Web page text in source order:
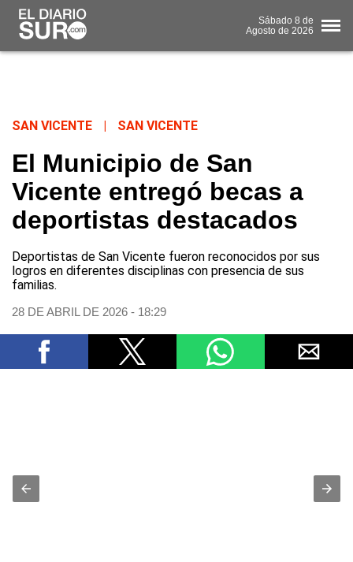
Sábado 8 de
Agosto de 2026
SAN VICENTE SAN VICENTE
El Municipio de San
Vicente entregó becas a
deportistas destacados
Deportistas de San Vicente fueron reconocidos por sus
logros en diferentes disciplinas con presencia de sus
familias.
28 DE ABRIL DE 2026 - 18:29